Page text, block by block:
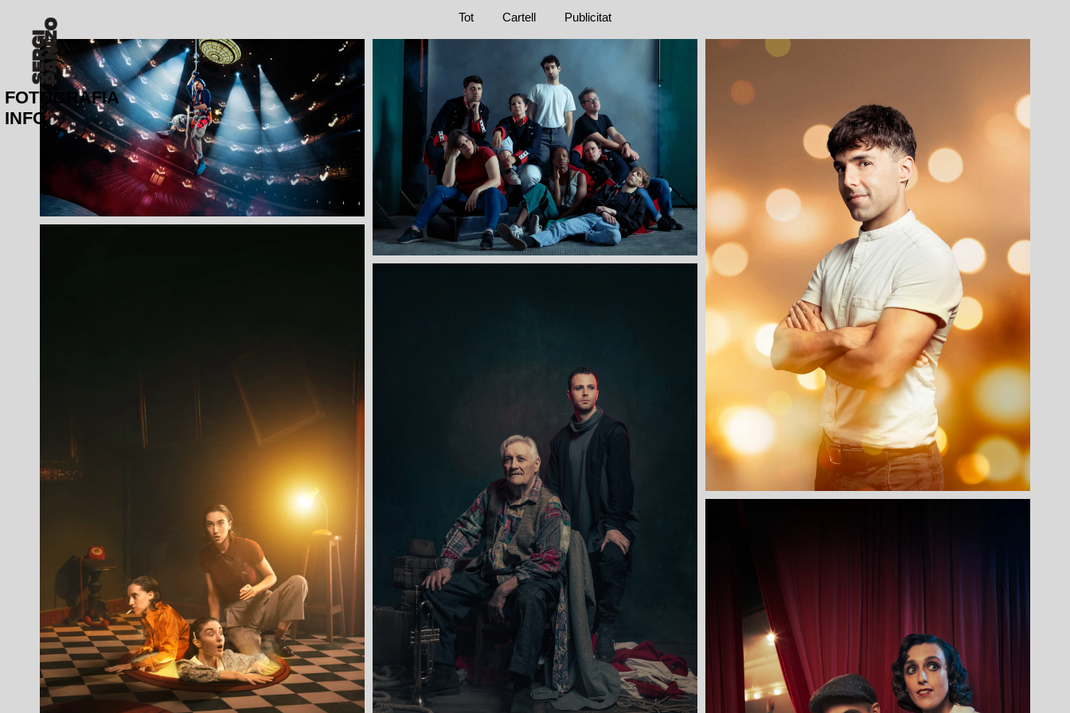
FOTOGRAFIA
INFO
Tot Cartell Publicitat